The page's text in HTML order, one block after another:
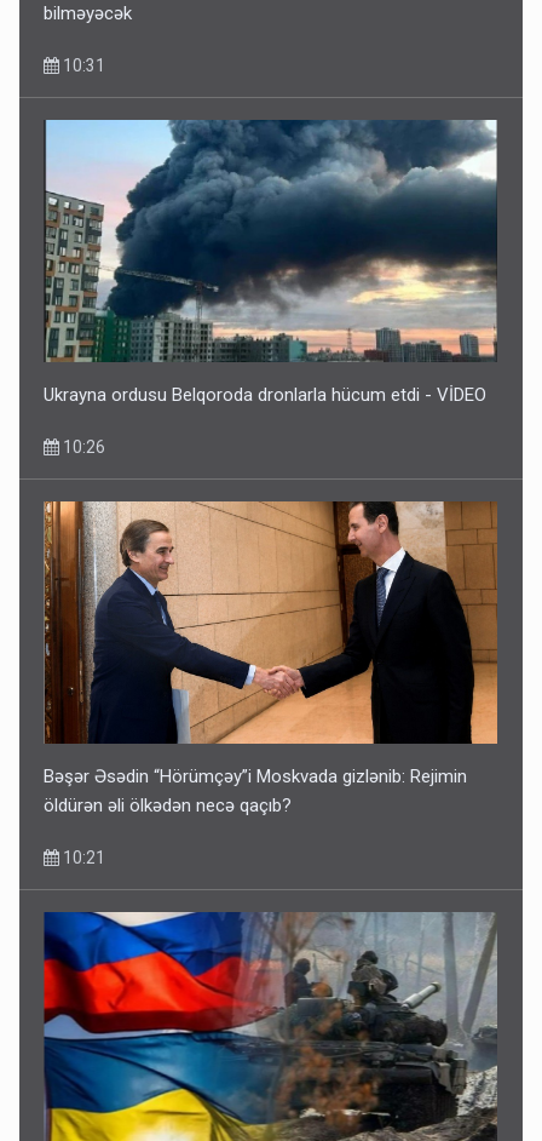
bilməyəcək
10:31
Ukrayna ordusu Belqoroda dronlarla hücum etdi - VİDEO
10:26
Bəşər Əsədin “Hörümçəy”i Moskvada gizlənib: Rejimin
öldürən əli ölkədən necə qaçıb?
10:21